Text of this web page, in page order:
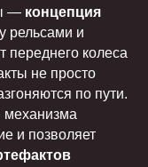
— концепция
рельсами и
переднего колеса
не просто
по пути.
механизма
и позволяет